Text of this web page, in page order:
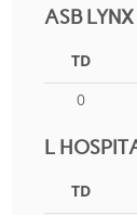
ASB
TD
0
L
TD